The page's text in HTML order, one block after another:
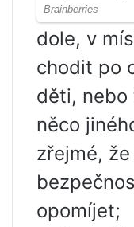
dole, v
chodit po
děti, nebo
něco
zřejmé,
opomíjet;